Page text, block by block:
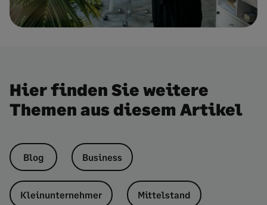
Hier finden Sie weitere
Themen aus diesem Artikel
Blog Business
Kleinunternehmer Mittelstand